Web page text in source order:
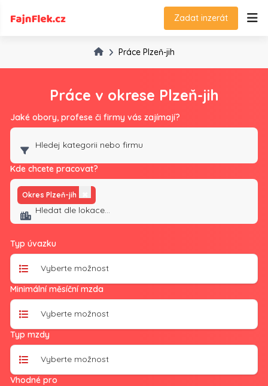
Zadat inzerát
Práce Plzeň-jih
Práce v okrese Plzeň-jih
Jaké obory, profese či firmy vás zajímají?
Kde chcete pracovat?
Okres Plzeň-jih
Typ úvazku
Vyberte možnost
Minimální měsíční mzda
Vyberte možnost
Typ mzdy
Vyberte možnost
Vhodné pro